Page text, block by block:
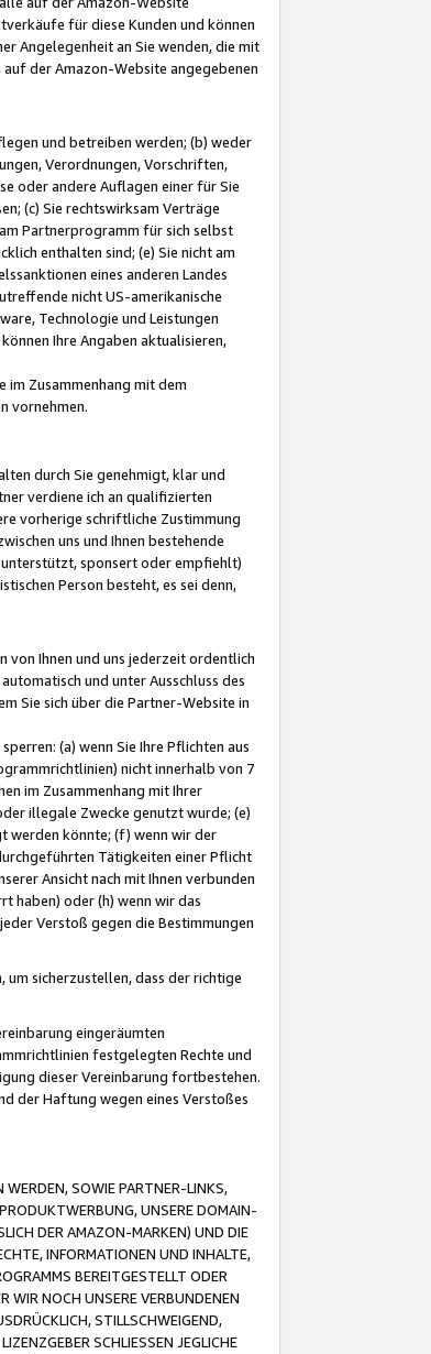
für diese Kunden und können
Angelegenheit an Sie wenden, die mit
der Amazon-Website angegebenen
und betreiben werden; (b) weder
Verordnungen, Vorschriften,
oder andere Auflagen einer für Sie
(c) Sie rechtswirksam Verträge
Partnerprogramm für sich selbst
enthalten sind; (e) Sie nicht am
eines anderen Landes
nicht US-amerikanische
Technologie und Leistungen
Ihre Angaben aktualisieren,
im Zusammenhang mit dem
vornehmen.
durch Sie genehmigt, klar und
verdiene ich an qualifizierten
vorherige schriftliche Zustimmung
uns und Ihnen bestehende
unterstützt, sponsert oder empfiehlt)
Person besteht, es sei denn,
von Ihnen und uns jederzeit ordentlich
und unter Ausschluss des
Sie sich über die Partner-Website in
(a) wenn Sie Ihre Pflichten aus
nicht innerhalb von 7
im Zusammenhang mit Ihrer
illegale Zwecke genutzt wurde; (e)
werden könnte; (f) wenn wir der
Tätigkeiten einer Pflicht
Ansicht nach mit Ihnen verbunden
haben) oder (h) wenn wir das
Verstoß gegen die Bestimmungen
sicherzustellen, dass der richtige
eingeräumten
festgelegten Rechte und
dieser Vereinbarung fortbestehen.
der Haftung wegen eines Verstoßes
SOWIE PARTNER-LINKS,
UNSERE DOMAIN-
DER AMAZON-MARKEN) UND DIE
INFORMATIONEN UND INHALTE,
BEREITGESTELLT ODER
WIR NOCH UNSERE VERBUNDENEN
STILLSCHWEIGEND,
SCHLIESSEN JEGLICHE